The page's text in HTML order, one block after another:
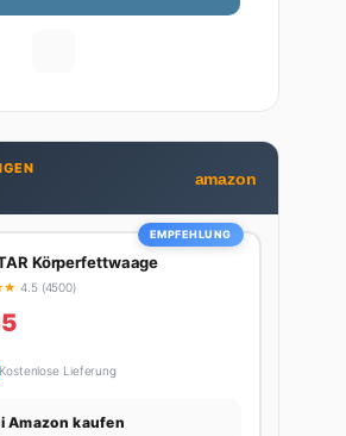
zum Umsetzen. Von ETF-
unter einen Hut
ist sie bekennende Kaffee-
am Tag, Minimum), Podcast-
ihre Wochenenden am
oder auf dem nächsten
Flohmarkt.
amazon
EMPFEHLUNG
Körperfettwaage
★ 4.5 (4500)
Kostenlose Lieferung
Amazon kaufen